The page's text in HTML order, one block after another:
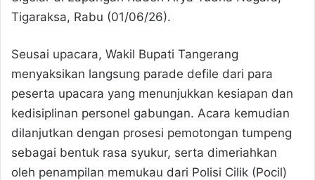
Tigaraksa, Rabu (01/06/26).
​Seusai upacara, Wakil Bupati Tangerang
menyaksikan langsung parade defile dari para
peserta upacara yang menunjukkan kesiapan dan
kedisiplinan personel gabungan. Acara kemudian
dilanjutkan dengan prosesi pemotongan tumpeng
sebagai bentuk rasa syukur, serta dimeriahkan
oleh penampilan memukau dari Polisi Cilik (Pocil)